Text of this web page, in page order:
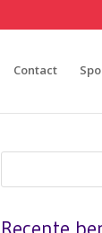
Contact